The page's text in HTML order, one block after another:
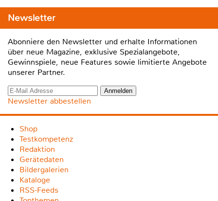
Newsletter
Abonniere den Newsletter und erhalte Informationen
über neue Magazine, exklusive Spezialangebote,
Gewinnspiele, neue Features sowie limitierte Angebote
unserer Partner.
Newsletter abbestellen
Shop
Testkompetenz
Redaktion
Gerätedaten
Bildergalerien
Kataloge
RSS-Feeds